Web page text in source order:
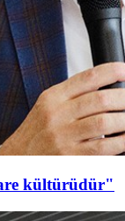
kültürüdür"